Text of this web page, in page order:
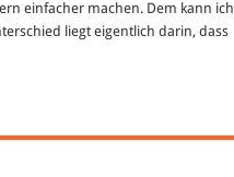
einfacher machen. Dem kann ich
liegt eigentlich darin, dass